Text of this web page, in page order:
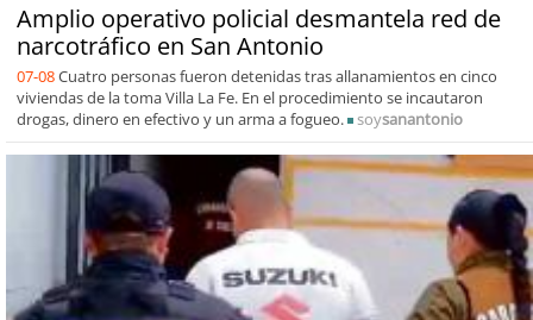
Amplio operativo policial desmantela red de
narcotráfico en San Antonio
07-08Cuatro personas fueron detenidas tras allanamientos en cinco
viviendas de la toma Villa La Fe. En el procedimiento se incautaron
drogas, dinero en efectivo y un arma a fogueo.
soysanantonio